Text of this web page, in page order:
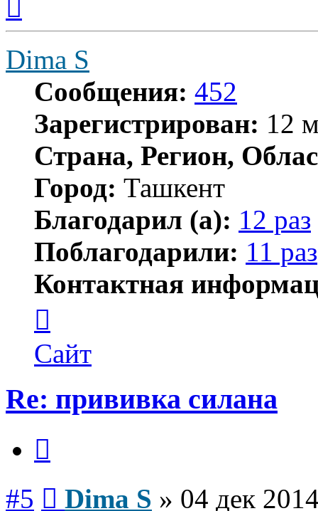
началу
Dima S
Сообщения: 452
Зарегистрирован: 12
Страна, Регион,
Город: Ташкент
Благодарил (а): 12 раз
Поблагодарили: 11 раз
Контактная
пользователя
Dima
S
Сайт
Re: прививка силана
#5 Dima S » 04 дек